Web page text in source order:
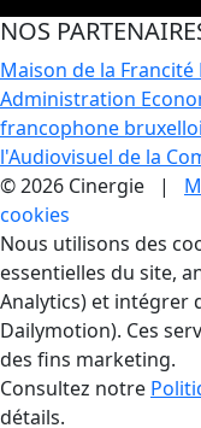
NOS
Maison de la Francité
Administration
francophone
l'Audiovisuel de la
© 2026 Cinergie |
cookies
Gestion des
Nous utilisons des
essentielles du site,
Analytics) et intégrer
Dailymotion). Ces
des fins marketing.
Consultez notre
détails.